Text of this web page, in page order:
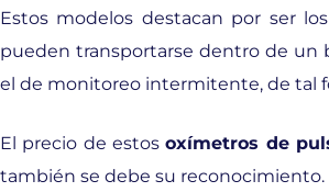
Estos modelos destacan por ser
pueden transportarse dentro de un
el de monitoreo intermitente, de tal
El precio de estosoxímetros de
también se debe su reconocimiento.